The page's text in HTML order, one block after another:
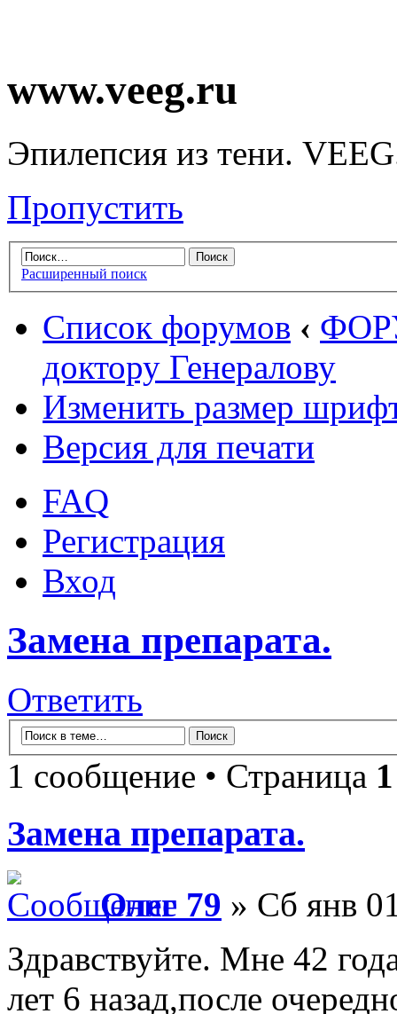
www.veeg.ru
Эпилепсия из тени.
Пропустить
Расширенный поиск
Список форумов ‹
доктору Генералову
Изменить размер
Версия для печати
FAQ
Регистрация
Вход
Замена препарата.
Ответить
1 сообщение • Страница 1
Замена препарата.
Олег 79 » Сб янв
Здравствуйте. Мне 42
лет 6 назад,после